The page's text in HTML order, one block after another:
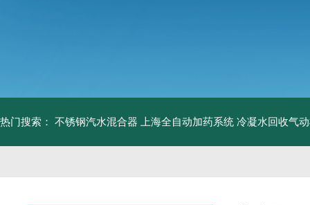
热门搜索： 不锈钢汽水混合器 上海全自动加药系统 冷凝水回收气